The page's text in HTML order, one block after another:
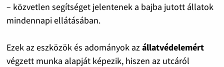
– közvetlen segítséget jelentenek a bajba jutott állatok
mindennapi ellátásában.
Ezek az eszközök és adományok azállatvédelemért
végzett munka alapját képezik, hiszen az utcáról